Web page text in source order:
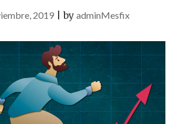
2019 |by adminMesfix